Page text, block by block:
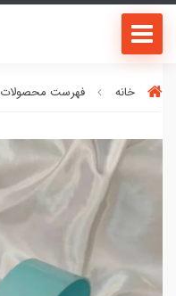
خانه فهرست محصولات